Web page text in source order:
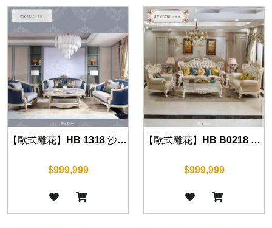
【歐式雕花】HB 1318 沙發組(珍珠白)
$999,999
【歐式雕花】HB B0218 沙發組(珍珠白)
$999,999